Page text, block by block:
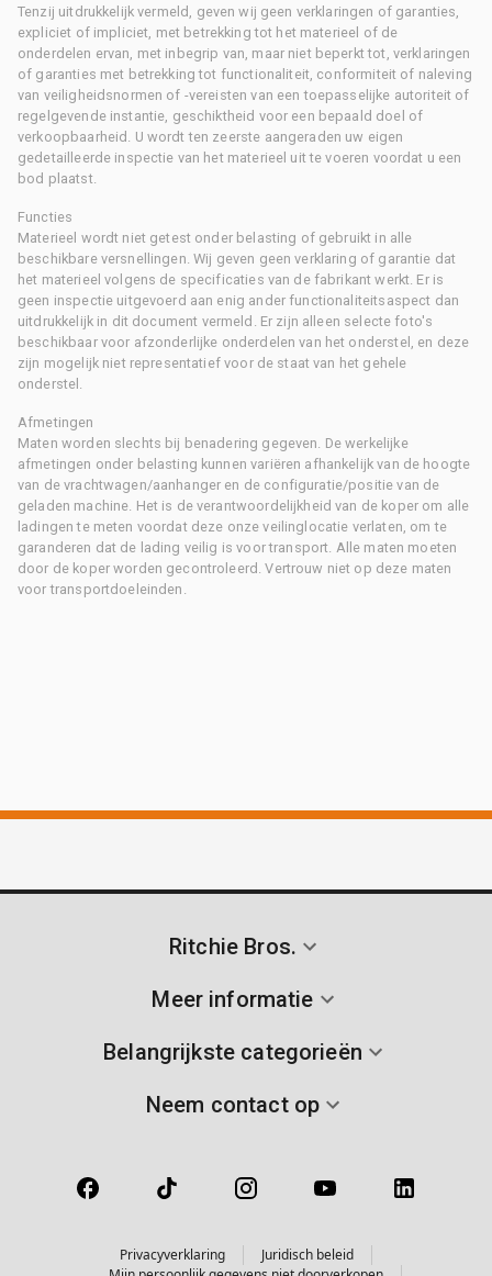
Tenzij uitdrukkelijk vermeld, geven wij geen verklaringen of garanties,
expliciet of impliciet, met betrekking tot het materieel of de
onderdelen ervan, met inbegrip van, maar niet beperkt tot, verklaringen
of garanties met betrekking tot functionaliteit, conformiteit of naleving
van veiligheidsnormen of -vereisten van een toepasselijke autoriteit of
regelgevende instantie, geschiktheid voor een bepaald doel of
verkoopbaarheid. U wordt ten zeerste aangeraden uw eigen
gedetailleerde inspectie van het materieel uit te voeren voordat u een
bod plaatst.
Functies
Materieel wordt niet getest onder belasting of gebruikt in alle
beschikbare versnellingen. Wij geven geen verklaring of garantie dat
het materieel volgens de specificaties van de fabrikant werkt. Er is
geen inspectie uitgevoerd aan enig ander functionaliteitsaspect dan
uitdrukkelijk in dit document vermeld. Er zijn alleen selecte foto's
beschikbaar voor afzonderlijke onderdelen van het onderstel, en deze
zijn mogelijk niet representatief voor de staat van het gehele
onderstel.
Afmetingen
Maten worden slechts bij benadering gegeven. De werkelijke
afmetingen onder belasting kunnen variëren afhankelijk van de hoogte
van de vrachtwagen/aanhanger en de configuratie/positie van de
geladen machine. Het is de verantwoordelijkheid van de koper om alle
ladingen te meten voordat deze onze veilinglocatie verlaten, om te
garanderen dat de lading veilig is voor transport. Alle maten moeten
door de koper worden gecontroleerd. Vertrouw niet op deze maten
voor transportdoeleinden.
Ritchie Bros.
Meer informatie
Belangrijkste categorieën
Neem contact op
Privacyverklaring
Juridisch beleid